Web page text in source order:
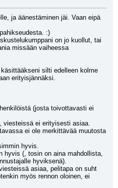
ja äänestäminen jäi. Vaan eipä
:)
on jo kuollut, tai
missään vaiheessa
silti edelleen kolme
erityisjännäksi.
(josta toivottavasti ei
viesteissä ei erityisesti asiaa.
ei ole merkittävää muutosta
hyvis.
hyvis (, tosin on aina mahdollista,
hyviksenä).
asiaa, pelitapa on suht
myös rennon oloinen, ei